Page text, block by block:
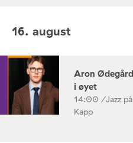
16. august
Aron
i øyet
14:00 /Jazz
Kapp